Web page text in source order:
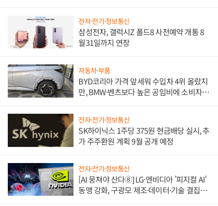
전자·전기·정보통신
삼성전자, 갤럭시Z 폴드8 사전예약 개통 8
월31일까지 연장
자동차·부품
BYD코리아 가격 앞세워 수입차 4위 올랐지
만, BMW·벤츠보다 높은 공임비에 소비자
전자·전기·정보통신
SK하이닉스 1주당 375원 현금배당 실시, 추
가 주주환원 계획 9월 공개 예정
전자·전기·정보통신
[AI 뭉쳐야 산다⑧] LG·엔비디아 '피지컬 AI'
동맹 강화, 구광모 제조·데이터·기술 결집